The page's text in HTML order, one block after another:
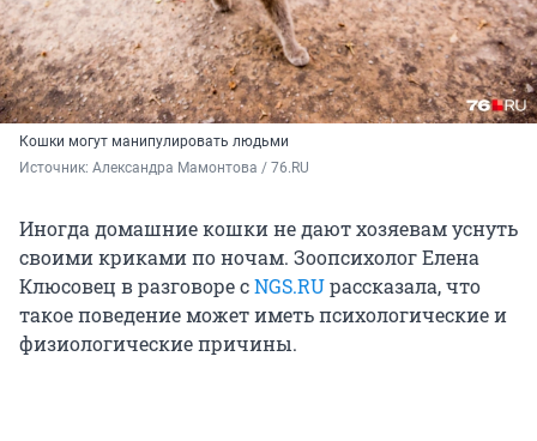
Кошки могут манипулировать людьми
Источник: Александра Мамонтова / 76.RU
Иногда домашние кошки не дают хозяевам уснуть
своими криками по ночам. Зоопсихолог Елена
Клюсовец в разговоре сNGS.RUрассказала, что
такое поведение может иметь психологические и
физиологические причины.